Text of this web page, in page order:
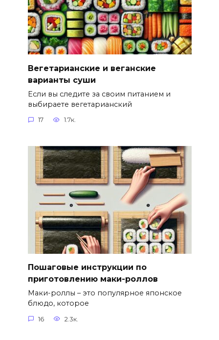
Вегетарианские и веганские
варианты суши
Если вы следите за своим питанием и
выбираете вегетарианский
17 1.7к.
Пошаговые инструкции по
приготовлению маки-роллов
Маки-роллы – это популярное японское
блюдо, которое
16 2.3к.